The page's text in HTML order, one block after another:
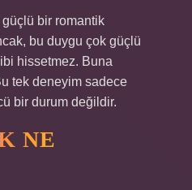
bir romantik
bu duygu çok güçlü
hissetmez. Buna
tek deneyim sadece
bir durum değildir.
NE